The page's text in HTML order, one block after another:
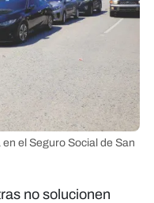
el Seguro Social de San
no solucionen